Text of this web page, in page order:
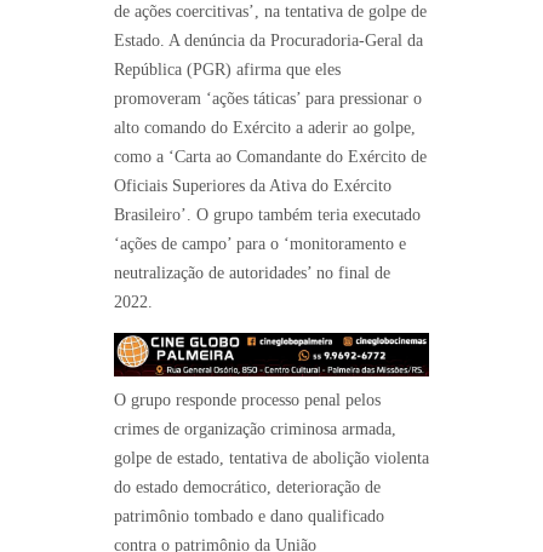
de ações coercitivas’, na tentativa de golpe de
Estado. A denúncia da Procuradoria-Geral da
República (PGR) afirma que eles
promoveram ‘ações táticas’ para pressionar o
alto comando do Exército a aderir ao golpe,
como a ‘Carta ao Comandante do Exército de
Oficiais Superiores da Ativa do Exército
Brasileiro’. O grupo também teria executado
‘ações de campo’ para o ‘monitoramento e
neutralização de autoridades’ no final de
2022.
O grupo responde processo penal pelos
crimes de organização criminosa armada,
golpe de estado, tentativa de abolição violenta
do estado democrático, deterioração de
patrimônio tombado e dano qualificado
contra o patrimônio da União